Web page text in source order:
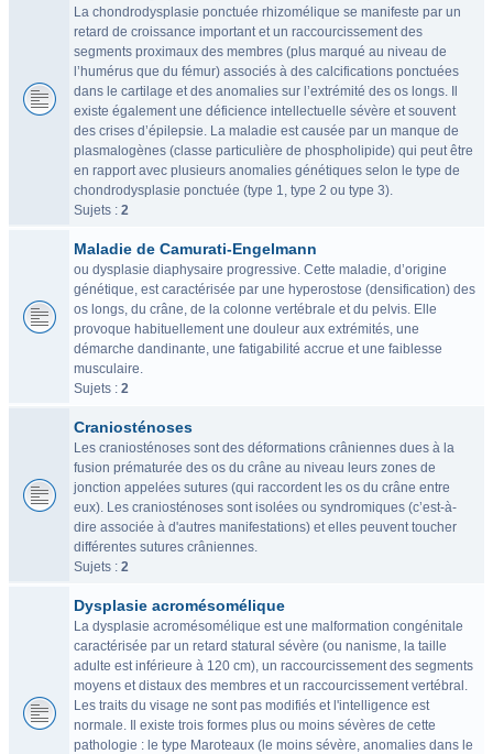
La chondrodysplasie ponctuée rhizomélique se manifeste par un
retard de croissance important et un raccourcissement des
segments proximaux des membres (plus marqué au niveau de
l’humérus que du fémur) associés à des calcifications ponctuées
dans le cartilage et des anomalies sur l’extrémité des os longs. Il
existe également une déficience intellectuelle sévère et souvent
des crises d’épilepsie. La maladie est causée par un manque de
plasmalogènes (classe particulière de phospholipide) qui peut être
en rapport avec plusieurs anomalies génétiques selon le type de
chondrodysplasie ponctuée (type 1, type 2 ou type 3).
Sujets : 2
Maladie de Camurati-Engelmann
ou dysplasie diaphysaire progressive. Cette maladie, d’origine
génétique, est caractérisée par une hyperostose (densification) des
os longs, du crâne, de la colonne vertébrale et du pelvis. Elle
provoque habituellement une douleur aux extrémités, une
démarche dandinante, une fatigabilité accrue et une faiblesse
musculaire.
Sujets : 2
Craniosténoses
Les craniosténoses sont des déformations crâniennes dues à la
fusion prématurée des os du crâne au niveau leurs zones de
jonction appelées sutures (qui raccordent les os du crâne entre
eux). Les craniosténoses sont isolées ou syndromiques (c’est-à-
dire associée à d'autres manifestations) et elles peuvent toucher
différentes sutures crâniennes.
Sujets : 2
Dysplasie acromésomélique
La dysplasie acromésomélique est une malformation congénitale
caractérisée par un retard statural sévère (ou nanisme, la taille
adulte est inférieure à 120 cm), un raccourcissement des segments
moyens et distaux des membres et un raccourcissement vertébral.
Les traits du visage ne sont pas modifiés et l'intelligence est
normale. Il existe trois formes plus ou moins sévères de cette
pathologie : le type Maroteaux (le moins sévère, anomalies dans le